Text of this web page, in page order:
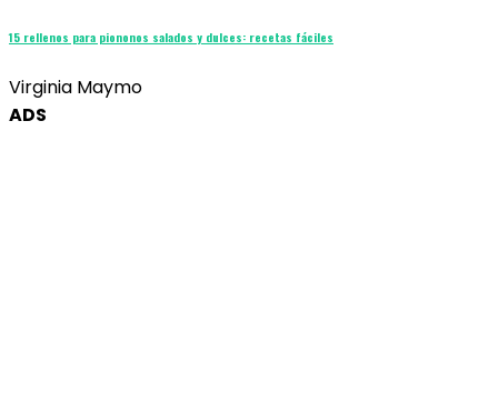
15 rellenos para piononos salados y dulces: recetas fáciles
Virginia Maymo
ADS